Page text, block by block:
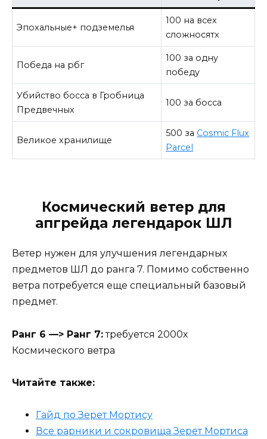
Эпохальные+ подземелья
100 на всех
сложносятх
Победа на рбг
100 за одну
победу
Убийство босса в Гробница
Предвечных
100 за босса
Великое хранилище
500 за Cosmic Flux
Parcel
Космический ветер для
апгрейда легендарок ШЛ
Ветер нужен для улучшения легендарных
предметов ШЛ до ранга 7. Помимо собственно
ветра потребуется еще специальный базовый
предмет.
Ранг 6 —> Ранг 7:требуется 2000х
Космического ветра
Читайте также:
Гайд по Зерет Мортису
Все рарники и сокровища Зерет Мортиса